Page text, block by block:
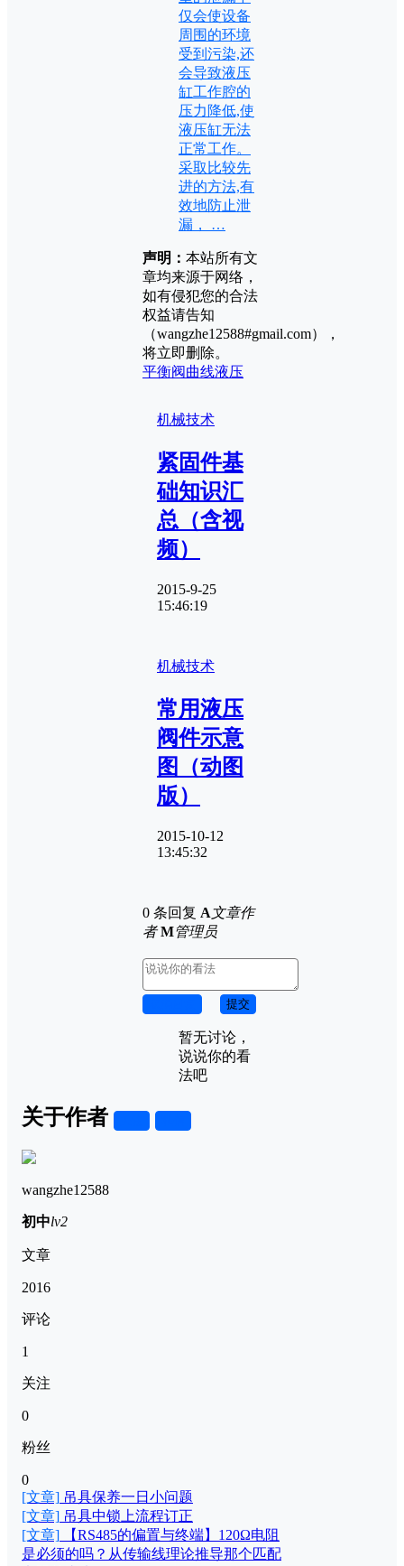
仅会使设备
周围的环境
受到污染,还
会导致液压
缸工作腔的
压力降低,使
液压缸无法
正常工作。
采取比较先
进的方法,有
效地防止泄
漏， …
声明： 本站所有文
章均来源于网络，
如有侵犯您的合法
权益请告知
（wangzhe12588#gmail.com），
将立即删除。
平衡阀曲线液压
机械技术
紧固件基
础知识汇
总（含视
频）
2015-9-25
15:46:19
机械技术
常用液压
阀件示意
图（动图
版）
2015-10-12
13:45:32
0 条回复 A文章作
者 M管理员
提交
暂无讨论，
说说你的看
法吧
关于作者
wangzhe12588
初中lv2
文章
2016
评论
1
关注
0
粉丝
0
[文章] 吊具保养一日小问题
[文章] 吊具中锁上流程订正
[文章] 【RS485的偏置与终端】120Ω电阻
是必须的吗？从传输线理论推导那个匹配